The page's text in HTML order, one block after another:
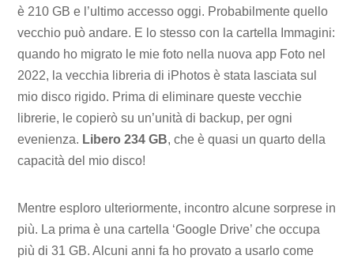
è 210 GB e l’ultimo accesso oggi. Probabilmente quello
vecchio può andare. E lo stesso con la cartella Immagini:
quando ho migrato le mie foto nella nuova app Foto nel
2022, la vecchia libreria di iPhotos è stata lasciata sul
mio disco rigido. Prima di eliminare queste vecchie
librerie, le copierò su un’unità di backup, per ogni
evenienza. Libero 234 GB, che è quasi un quarto della
capacità del mio disco!
Mentre esploro ulteriormente, incontro alcune sorprese in
più. La prima è una cartella ‘Google Drive’ che occupa
più di 31 GB. Alcuni anni fa ho provato a usarlo come